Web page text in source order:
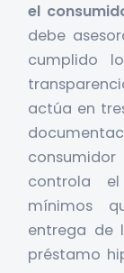
el
debe
cumplido
actúa en
controla
mínimos
entrega de
préstamo